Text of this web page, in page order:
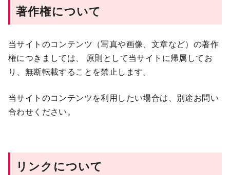
著作権について
当サイトのコンテンツ（写真や画像、文章など）の著作
権につきましては、 原則として当サイトに帰属してお
り、無断転載することを禁止します。
当サイトのコンテンツを利用したい場合は、別途お問い
合わせください。
リンクについて